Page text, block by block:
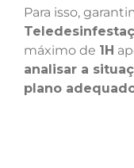
Para isso,
máximo de 1H
analisar a
plano